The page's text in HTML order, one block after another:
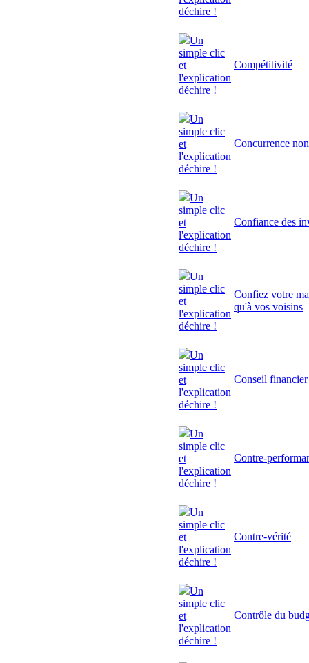
déchire !
Un
simple clic
et
l'explication
déchire !
Compétitivité
Un
simple clic
et
l'explication
déchire !
Concurrence
Un
simple clic
et
l'explication
déchire !
Confiance des
Un
simple clic
et
l'explication
déchire !
Confiez votre
qu'à vos voisins
Un
simple clic
et
l'explication
déchire !
Conseil financier
Un
simple clic
et
l'explication
déchire !
Contre-
Un
simple clic
et
l'explication
déchire !
Contre-vérité
Un
simple clic
et
l'explication
déchire !
Contrôle du